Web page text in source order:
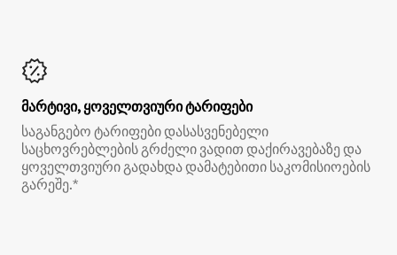
მარტივი, ყოველთვიური ტარიფები
საგანგებო ტარიფები დასასვენებელი
საცხოვრებლების გრძელი ვადით დაქირავებაზე და
ყოველთვიური გადახდა დამატებითი საკომისიოების
გარეშე.*